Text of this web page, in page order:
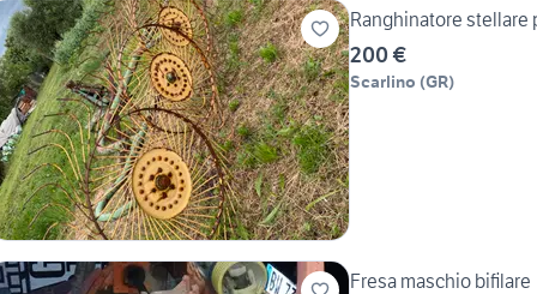
Ranghinatore stellare
200 €
Scarlino (GR)
Fresa maschio bifilare